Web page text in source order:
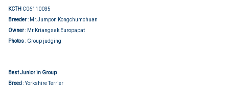
KCTH C06110035
Breeder: Mr.Jumpon Kongchumchuan
Owner: Mr.Kriangsak Europapat
Photos: Group judging
Best Junior in Group
Breed : Yorkshire Terrier